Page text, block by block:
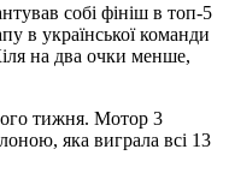
собі фініш в топ-5
в української команди
на два очки менше,
тижня. Мотор 3
яка виграла всі 13